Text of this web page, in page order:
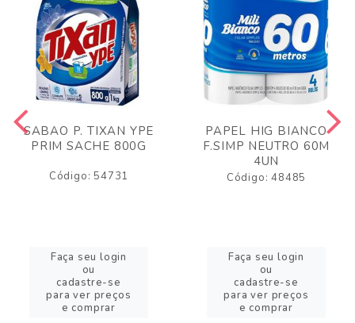
SABAO P. TIXAN YPE
PRIM SACHE 800G
Código: 54731
Faça seu login
ou
cadastre-se
para ver preços
e comprar
PAPEL HIG BIANCO
F.SIMP NEUTRO 60M
4UN
Código: 48485
Faça seu login
ou
cadastre-se
para ver preços
e comprar